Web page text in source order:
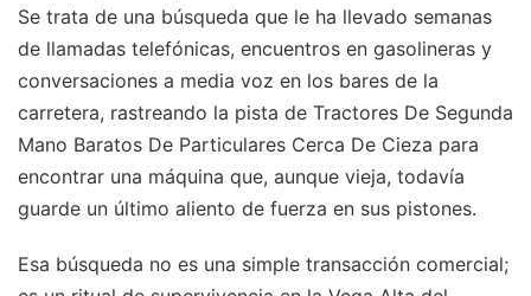
Se trata de una búsqueda que le ha llevado semanas
de llamadas telefónicas, encuentros en gasolineras y
conversaciones a media voz en los bares de la
carretera, rastreando la pista de Tractores De Segunda
Mano Baratos De Particulares Cerca De Cieza para
encontrar una máquina que, aunque vieja, todavía
guarde un último aliento de fuerza en sus pistones.
Esa búsqueda no es una simple transacción comercial;